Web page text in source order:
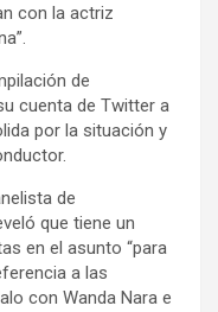
con la actriz
de
cuenta de Twitter a
por la situación y
de
que tiene un
en el asunto “para
a las
con Wanda Nara e